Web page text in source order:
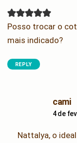
Posso trocar o
mais indicado?
REPLY
cami
4 de
Nattalya, o